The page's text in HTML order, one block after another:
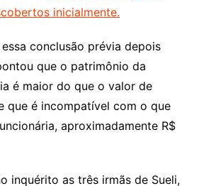
inicialmente.
conclusão prévia depois
que o patrimônio da
é maior do que o valor de
que é incompatível com o que
aproximadamente R$
inquérito as três irmãs de Sueli,